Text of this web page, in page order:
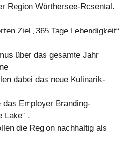
Region Wörthersee-Rosental.
Ziel „365 Tage Lebendigkeit“
über das gesamte Jahr
dabei das neue Kulinarik-
das Employer Branding-
Lake“ .
die Region nachhaltig als